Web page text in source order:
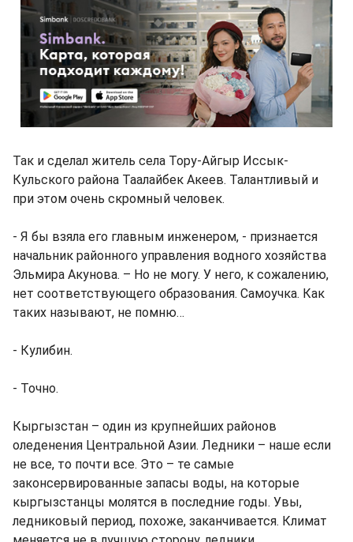
Так и сделал житель села Тору-Айгыр Иссык-
Кульского района Таалайбек Акеев. Талантливый и
при этом очень скромный человек.
- Я бы взяла его главным инженером, - признается
начальник районного управления водного хозяйства
Эльмира Акунова. – Но не могу. У него, к сожалению,
нет соответствующего образования. Самоучка. Как
таких называют, не помню…
- Кулибин.
- Точно.
Кыргызстан – один из крупнейших районов
оледенения Центральной Азии. Ледники – наше если
не все, то почти все. Это – те самые
законсервированные запасы воды, на которые
кыргызстанцы молятся в последние годы. Увы,
ледниковый период, похоже, заканчивается. Климат